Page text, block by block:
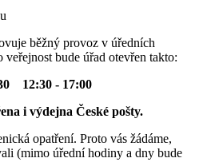
běžný provoz v úředních
bude úřad otevřen takto:
12:30 - 17:00
i výdejna České pošty.
opatření. Proto vás žádáme,
(mimo úřední hodiny a dny bude